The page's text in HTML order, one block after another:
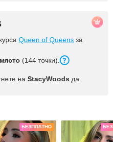
Queen of Queens за
(144 точки).
на StacyWoods да
БЕЗПЛАТНО